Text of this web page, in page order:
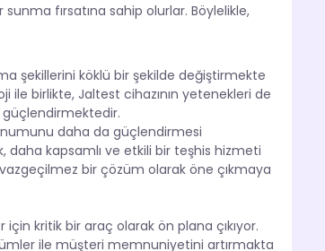
fırsatına sahip olurlar. Böylelikle,
şekillerini köklü bir şekilde değiştirmekte
ile birlikte, Jaltest cihazının yetenekleri de
daha da güçlendirmesi
daha kapsamlı ve etkili bir teşhis hizmeti
bir çözüm olarak öne çıkmaya
kritik bir araç olarak ön plana çıkıyor.
ile müşteri memnuniyetini artırmakta